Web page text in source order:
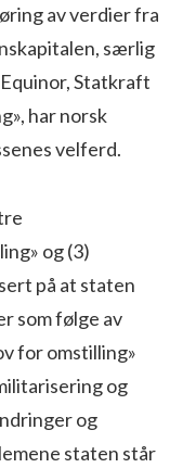
av verdier fra
særlig
Statkraft
har norsk
velferd.
og (3)
på at staten
som følge av
for omstilling»
og
og
staten står